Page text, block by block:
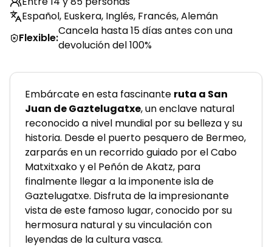
Español, Euskera, Inglés, Francés, Alemán
Flexible:
Cancela hasta 15 días antes con una
devolución del 100%
Embárcate en esta fascinante ruta a San
Juan de Gaztelugatxe, un enclave natural
reconocido a nivel mundial por su belleza y su
historia. Desde el puerto pesquero de Bermeo,
zarparás en un recorrido guiado por el Cabo
Matxitxako y el Peñón de Akatz, para
finalmente llegar a la imponente isla de
Gaztelugatxe. Disfruta de la impresionante
vista de este famoso lugar, conocido por su
hermosura natural y su vinculación con
leyendas de la cultura vasca.